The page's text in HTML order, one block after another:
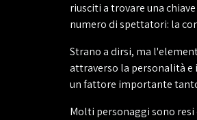
riusciti a trovare una
numero di spettatori: la
Strano a dirsi, ma
attraverso la personalità e
un fattore importante
Molti personaggi sono